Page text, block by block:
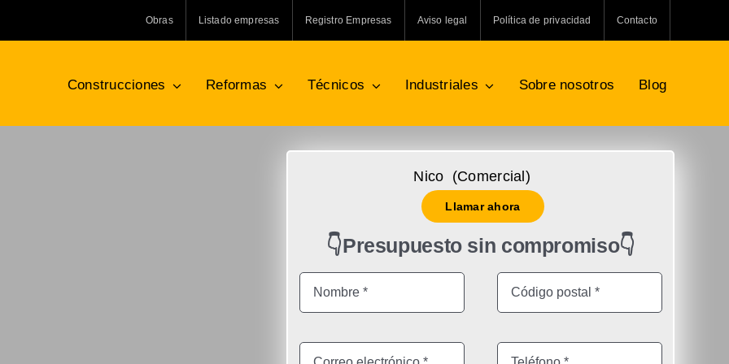
Obras Listado empresas Registro Empresas Aviso legal Política de privacidad Contacto
Construcciones Reformas Técnicos Industriales Sobre nosotros Blog
Nico (Comercial)
Llamar ahora
👇Presupuesto sin compromiso👇